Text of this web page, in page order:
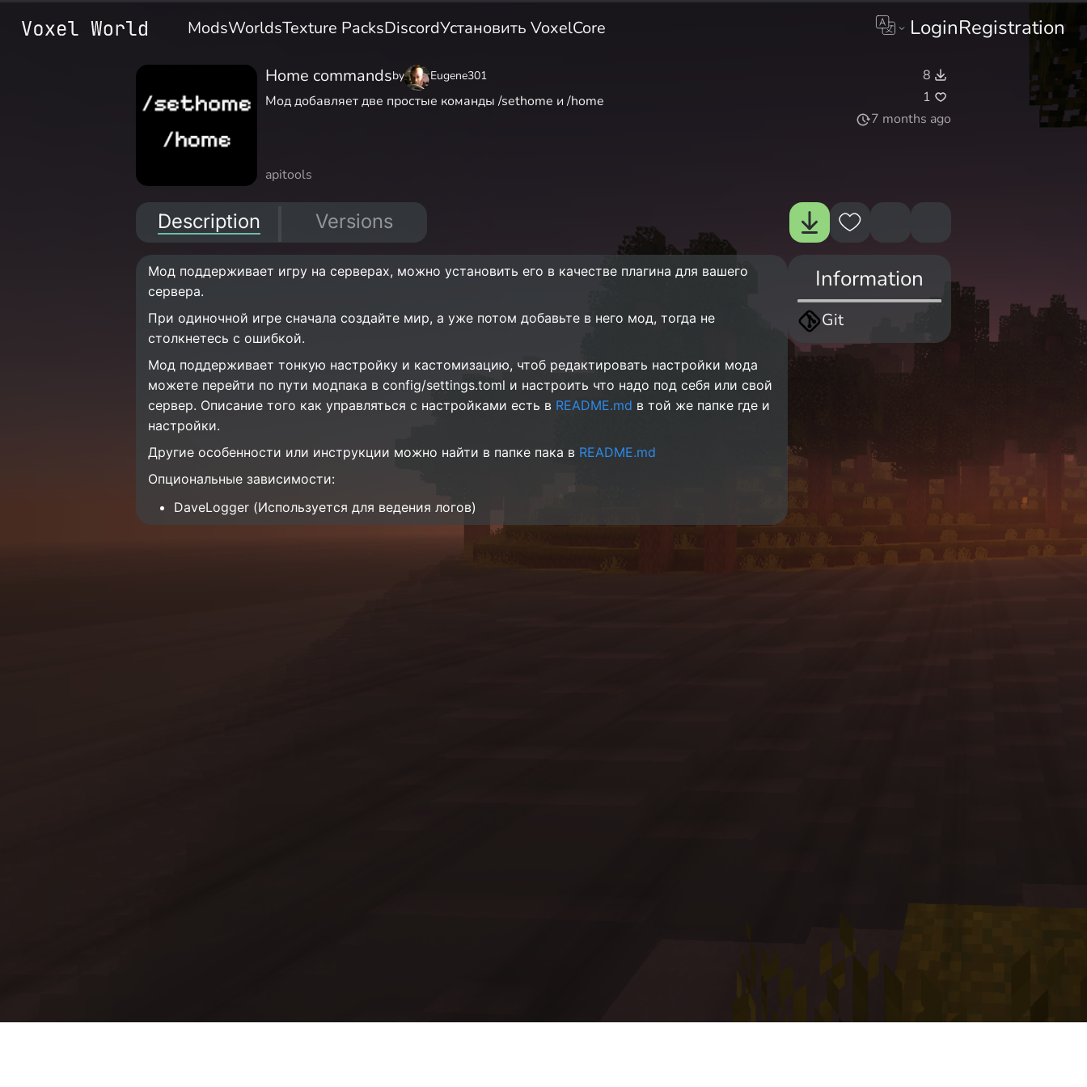
ModsWorldsTexture PacksDiscordУстановить VoxelCore LoginRegistration
Home commandsby Eugene301
Мод добавляет две простые команды /sethome и /home
apitools
8
1
7 months ago
Description Versions
Мод поддерживает игру на серверах, можно установить его в качестве плагина для вашего
сервера.
При одиночной игре сначала создайте мир, а уже потом добавьте в него мод, тогда не
столкнетесь с ошибкой.
Мод поддерживает тонкую настройку и кастомизацию, чтоб редактировать настройки мода
можете перейти по пути модпака в config/settings.toml и настроить что надо под себя или свой
сервер. Описание того как управляться с настройками есть в README.md в той же папке где и
настройки.
Другие особенности или инструкции можно найти в папке пака в README.md
Опциональные зависимости:
DaveLogger (Используется для ведения логов)
Information
Git